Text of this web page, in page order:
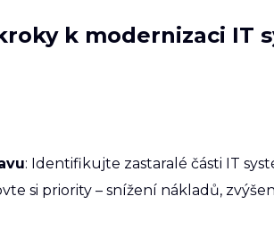
k modernizaci IT
: Identifikujte zastaralé části IT
si priority – snížení nákladů,